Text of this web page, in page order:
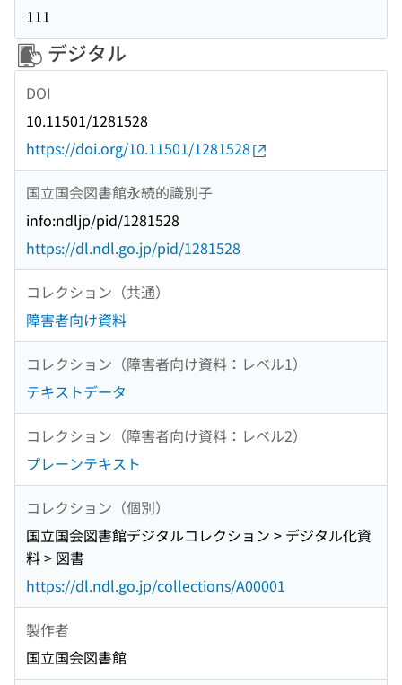
111
デジタル
DOI
10.11501/1281528
https://doi.org/10.11501/1281528
国立国会図書館永続的識別子
info:ndljp/pid/1281528
https://dl.ndl.go.jp/pid/1281528
コレクション（共通）
障害者向け資料
コレクション（障害者向け資料：レベル1）
テキストデータ
コレクション（障害者向け資料：レベル2）
プレーンテキスト
コレクション（個別）
国立国会図書館デジタルコレクション > デジタル化資
料 > 図書
https://dl.ndl.go.jp/collections/A00001
製作者
国立国会図書館